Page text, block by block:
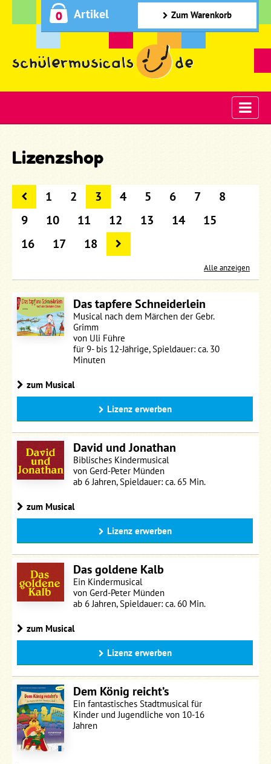
0 Artikel Zum Warenkorb
Lizenzshop
1 2 3 4 5 6 7
8
9
10 11 12 13 14
15
16
17 18
Alle anzeigen
Das tapfere Schneiderlein
Musical nach dem Märchen der Gebr.
Grimm
von Uli Führe
für 9- bis 12-Jährige, Spieldauer: ca. 30
Minuten
zum Musical
Lizenz erwerben
David und Jonathan
Biblisches Kindermusical
von Gerd-Peter Münden
ab 6 Jahren, Spieldauer: ca. 65 Min.
zum Musical
Lizenz erwerben
Das goldene Kalb
Ein Kindermusical
von Gerd-Peter Münden
ab 6 Jahren, Spieldauer: ca. 60 Min.
zum Musical
Lizenz erwerben
Dem König reicht’s
Ein fantastisches Stadtmusical für
Kinder und Jugendliche von 10-16
Jahren